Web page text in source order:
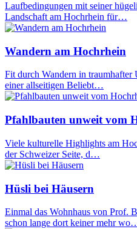
Laufbedingungen mit seiner
Landschaft am Hochrhein für…
Wandern am Hochrhein
Fit durch Wandern in traumhafter
einer allseitigen Beliebt…
Pfahlbauten unweit vom
Viele kulturelle Highlights am
der Schweizer Seite, d…
Hüsli bei Häusern
Einmal das Wohnhaus von Prof.
schon lange dort keiner mehr